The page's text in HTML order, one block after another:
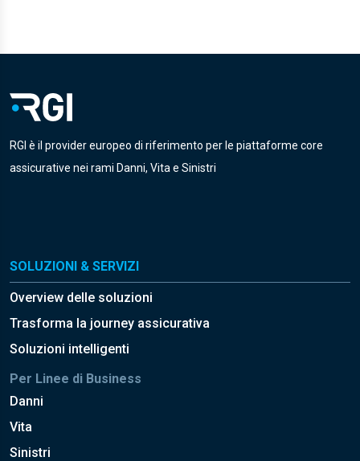
RGI è il provider europeo di riferimento per le piattaforme core
assicurative nei rami Danni, Vita e Sinistri
SOLUZIONI & SERVIZI
Overview delle soluzioni
Trasforma la journey assicurativa
Soluzioni intelligenti
Per Linee di Business
Danni
Vita
Sinistri